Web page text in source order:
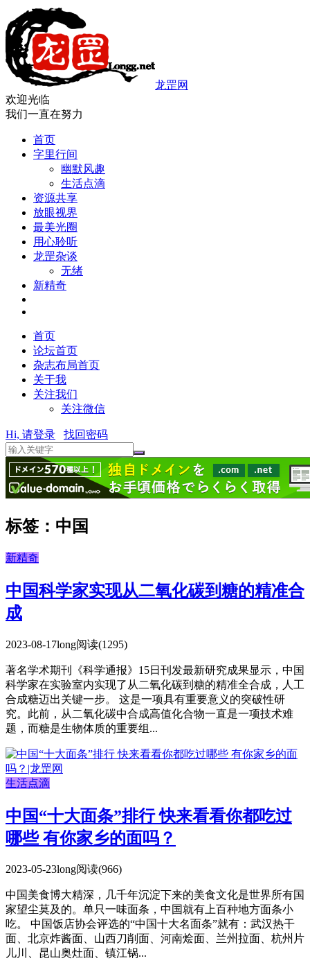
龙罡网
欢迎光临
我们一直在努力
首页
字里行间
幽默风趣
生活点滴
资源共享
放眼视界
最美光圈
用心聆听
龙罡杂谈
无绪
新精奇
首页
论坛首页
杂志布局首页
关于我
关注我们
关注微信
Hi, 请登录 找回密码
标签：中国
新精奇
中国科学家实现从二氧化碳到糖的精准合
成
2023-08-17long阅读(1295)
著名学术期刊《科学通报》15日刊发最新研究成果显示，中国
科学家在实验室内实现了从二氧化碳到糖的精准全合成，人工
合成糖迈出关键一步。 这是一项具有重要意义的突破性研
究。此前，从二氧化碳中合成高值化合物一直是一项技术难
题，而糖是生物体质的重要组...
生活点滴
中国“十大面条”排行 快来看看你都吃过
哪些 有你家乡的面吗？
2023-05-23long阅读(966)
中国美食博大精深，几千年沉淀下来的美食文化是世界所有国
家望尘莫及的。单只一味面条，中国就有上百种地方面条小
吃。 中国饭店协会评选的“中国十大名面条”就有：武汉热干
面、北京炸酱面、山西刀削面、河南烩面、兰州拉面、杭州片
儿川、昆山奥灶面、镇江锅...